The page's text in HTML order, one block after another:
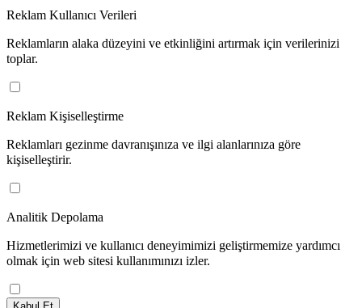
Reklam Kullanıcı Verileri
Reklamların alaka düzeyini ve etkinliğini artırmak için verilerinizi
toplar.
Reklam Kişiselleştirme
Reklamları gezinme davranışınıza ve ilgi alanlarınıza göre
kişiselleştirir.
Analitik Depolama
Hizmetlerimizi ve kullanıcı deneyimimizi geliştirmemize yardımcı
olmak için web sitesi kullanımınızı izler.